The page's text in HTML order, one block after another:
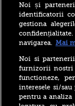
Noi și
identificatorii
gestiona
navigarea. Mai
Noi si
furnizorii nostri
functioneze,
interesele si/
pentru a analiza